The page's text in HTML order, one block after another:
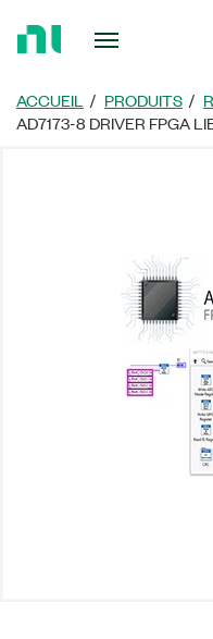
page
d’accueil
ACCUEIL PRODUITS
AD7173-8 DRIVER FPGA